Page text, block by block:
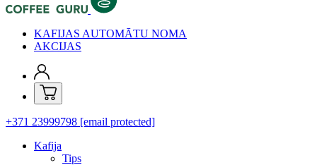
KAFIJAS AUTOMĀTU NOMA
AKCIJAS
+371 23999798 [email protected]
Kafija
Tips